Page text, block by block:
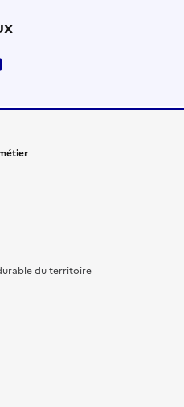
du territoire